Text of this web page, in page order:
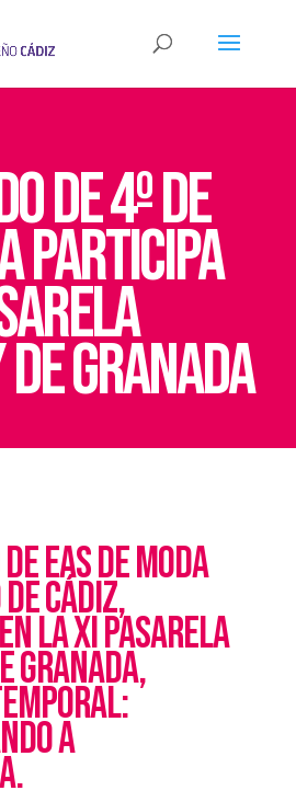
de 4º de
participa
Granada
EAS de Moda
Cádiz,
la XI Pasarela
Granada,
a